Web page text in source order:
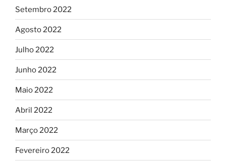
Setembro 2022
Agosto 2022
Julho 2022
Junho 2022
Maio 2022
Abril 2022
Março 2022
Fevereiro 2022